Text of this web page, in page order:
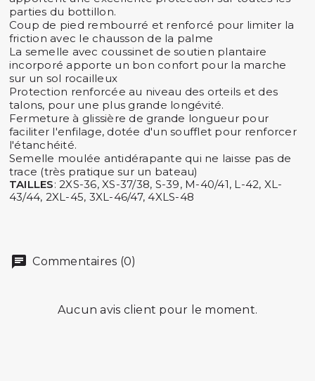
parties du bottillon.
Coup de pied rembourré et renforcé pour limiter la
friction avec le chausson de la palme
La semelle avec coussinet de soutien plantaire
incorporé apporte un bon confort pour la marche
sur un sol rocailleux
Protection renforcée au niveau des orteils et des
talons, pour une plus grande longévité.
Fermeture à glissière de grande longueur pour
faciliter l'enfilage, dotée d'un soufflet pour renforcer
l'étanchéité.
Semelle moulée antidérapante qui ne laisse pas de
trace (très pratique sur un bateau)
TAILLES: 2XS-36, XS-37/38, S-39, M-40/41, L-42, XL-
43/44, 2XL-45, 3XL-46/47, 4XLS-48
Commentaires (0)
Aucun avis client pour le moment.